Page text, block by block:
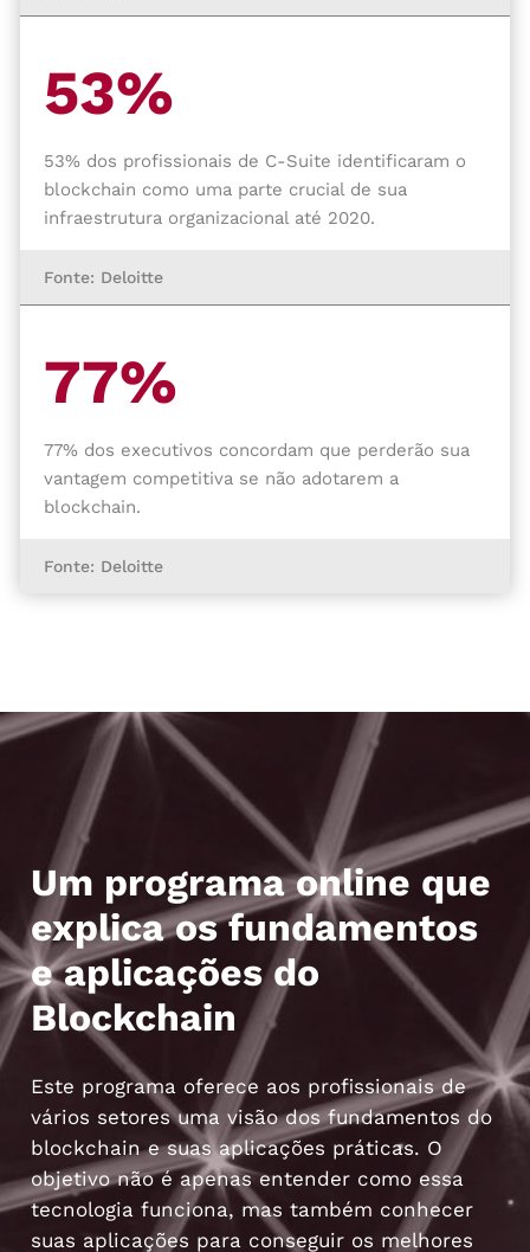
53%
53% dos profissionais de C-Suite identificaram o
blockchain como uma parte crucial de sua
infraestrutura organizacional até 2020.
Fonte: Deloitte
77%
77% dos executivos concordam que perderão sua
vantagem competitiva se não adotarem a
blockchain.
Fonte: Deloitte
Um programa online que
explica os fundamentos
e aplicações do
Blockchain
Este programa oferece aos profissionais de
vários setores uma visão dos fundamentos do
blockchain e suas aplicações práticas. O
objetivo não é apenas entender como essa
tecnologia funciona, mas também conhecer
suas aplicações para conseguir os melhores